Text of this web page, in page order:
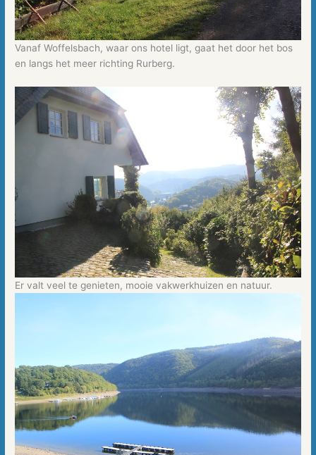
Vanaf Woffelsbach, waar ons hotel ligt, gaat het door het bos
en langs het meer richting Rurberg.
Er valt veel te genieten, mooie vakwerkhuizen en natuur.